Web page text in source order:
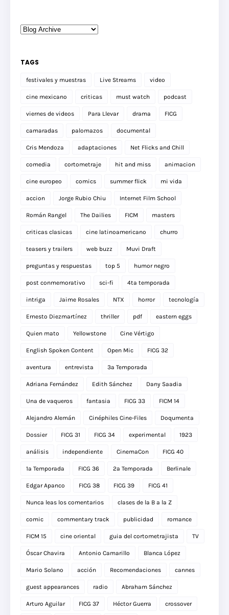
TAGS
festivales y muestras Live Streams video
cine mexicano criticas must watch podcast
viernes de videos Para Llevar drama FICG
camaradas palomazos documental
Cris Mendoza adaptaciones Net Flicks and Chill
comedia cortometraje hit and miss animacion
cine europeo comics summer flick mi vida
accion Jorge Rubio Chiu Internet Film School
Román Rangel The Dailies FICM masters
criticas clasicas cine latinoamericano churro
teasers y trailers web buzz Muvi Draft
preguntas y respuestas top 5 humor negro
post conmemorativo sci-fi 4ta temporada
intriga Jaime Rosales NTX horror tecnología
Ernesto Diezmartínez thriller pdf eastern eggs
Quien mato Yellowstone Cine Vértigo
English Spoken Content Open Mic FICG 32
aventura entrevista 3a Temporada
Adriana Fernández Edith Sánchez Dany Saadia
Una de vaqueros fantasia FICG 33 FICM 14
Alejandro Alemán Cinéphiles Cine-Files Doqumenta
Dossier FICG 31 FICG 34 experimental 1923
análisis independiente CinemaCon FICG 40
1a Temporada FICG 36 2a Temporada Berlinale
Edgar Apanco FICG 38 FICG 39 FICG 41
Nunca leas los comentarios clases de la B a la Z
comic commentary track publicidad romance
FICM 15 cine oriental guia del cortometrajista TV
Óscar Chavira Antonio Camarillo Blanca López
Mario Solano acción Recomendaciones cannes
guest appearances radio Abraham Sánchez
Arturo Aguilar FICG 37 Héctor Guerra crossover